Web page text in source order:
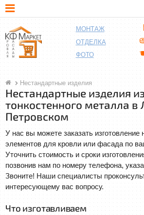
МОНТАЖ
ОТДЕЛКА
ФОТО
Нестандартные изделия
Нестандартные изделия из
тонкостенного металла в
Петровском
У нас вы можете заказать изготовление
элементов для кровли или фасада по
Уточнить стоимость и сроки
позвонив нам по номеру телефона,
Звоните! Наши специалисты
интересующему вас вопросу.
Что изготавливаем